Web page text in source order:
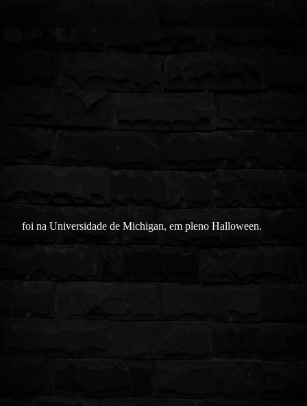
foi na Universidade de Michigan, em pleno Halloween.